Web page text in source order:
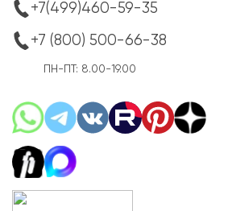
+7(499)460-59-35
+7 (800) 500-66-38
ПН-ПТ: 8.00-19.00